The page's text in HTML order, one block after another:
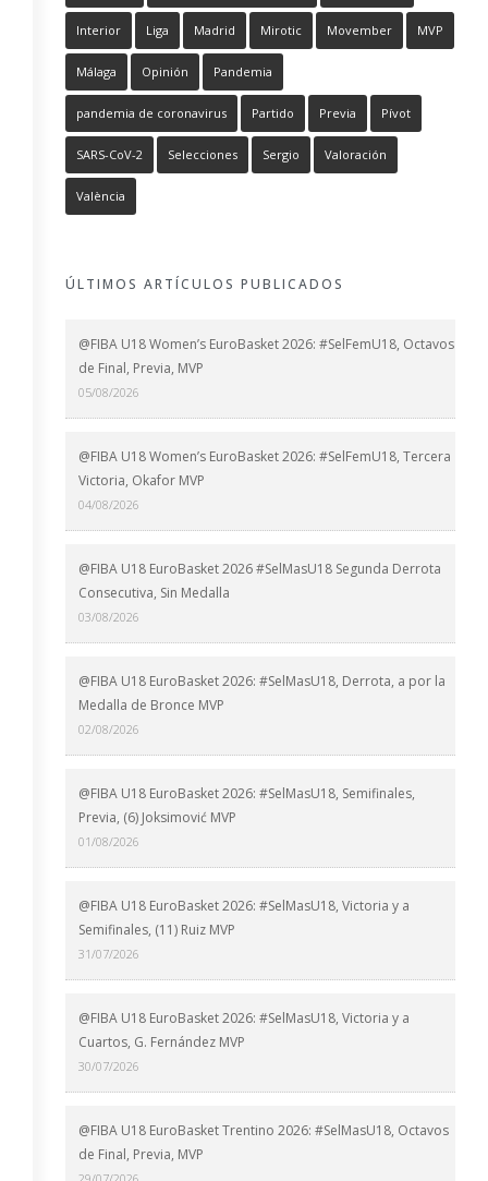
Interior Liga Madrid Mirotic Movember MVP
Málaga Opinión Pandemia
pandemia de coronavirus Partido Previa Pívot
SARS-CoV-2 Selecciones Sergio Valoración
València
ÚLTIMOS ARTÍCULOS PUBLICADOS
@FIBA U18 Women’s EuroBasket 2026: #SelFemU18, Octavos
de Final, Previa, MVP
05/08/2026
@FIBA U18 Women’s EuroBasket 2026: #SelFemU18, Tercera
Victoria, Okafor MVP
04/08/2026
@FIBA U18 EuroBasket 2026 #SelMasU18 Segunda Derrota
Consecutiva, Sin Medalla
03/08/2026
@FIBA U18 EuroBasket 2026: #SelMasU18, Derrota, a por la
Medalla de Bronce MVP
02/08/2026
@FIBA U18 EuroBasket 2026: #SelMasU18, Semifinales,
Previa, (6) Joksimović MVP
01/08/2026
@FIBA U18 EuroBasket 2026: #SelMasU18, Victoria y a
Semifinales, (11) Ruiz MVP
31/07/2026
@FIBA U18 EuroBasket 2026: #SelMasU18, Victoria y a
Cuartos, G. Fernández MVP
30/07/2026
@FIBA U18 EuroBasket Trentino 2026: #SelMasU18, Octavos
de Final, Previa, MVP